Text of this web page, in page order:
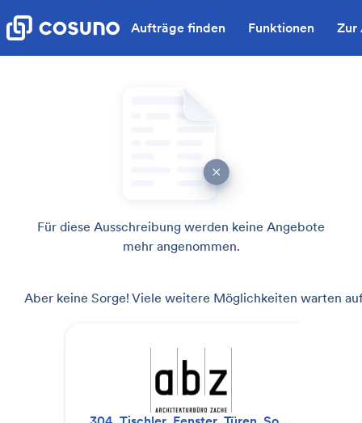
Aufträge finden Funktionen Zur
Für diese Ausschreibung werden keine Angebote
mehr angenommen.
Aber keine Sorge! Viele weitere Möglichkeiten warten